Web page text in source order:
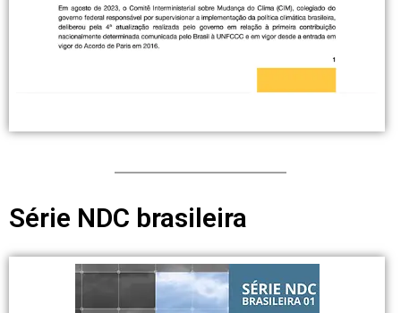
Série NDC brasileira